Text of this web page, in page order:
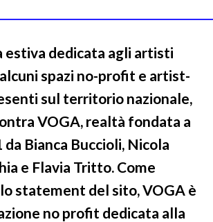
estiva dedicata agli artisti
spazi no-profit e artist-
sul territorio nazionale,
VOGA, realtà fondata a
da Bianca Buccioli, Nicola
e Flavia Tritto. Come
statement del sito, VOGA è
no profit dedicata alla